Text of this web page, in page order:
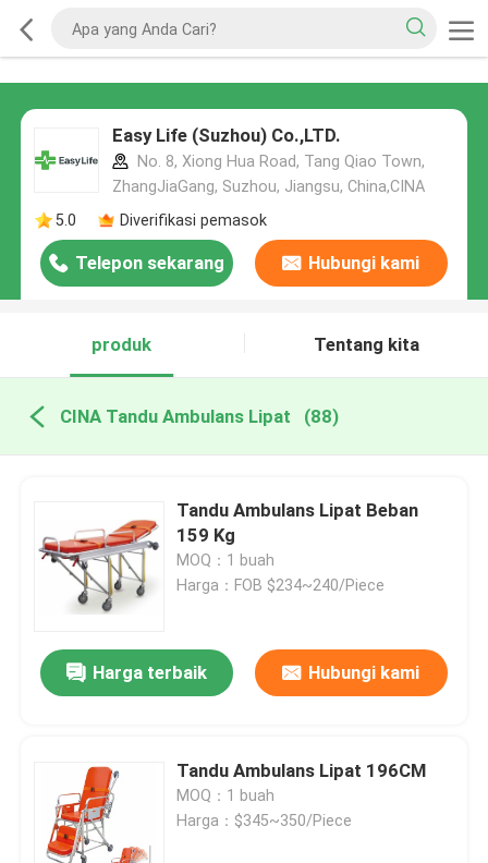
Easy Life (Suzhou) Co.,LTD.
No. 8, Xiong Hua Road, Tang Qiao Town,
ZhangJiaGang, Suzhou, Jiangsu, China,CINA
5.0
Diverifikasi pemasok
Telepon sekarang Hubungi kami
produk Tentang kita
CINA Tandu Ambulans Lipat (88)
Tandu Ambulans Lipat Beban
159 Kg
MOQ：1 buah
Harga：FOB $234~240/Piece
Harga terbaik Hubungi kami
Tandu Ambulans Lipat 196CM
MOQ：1 buah
Harga：$345~350/Piece